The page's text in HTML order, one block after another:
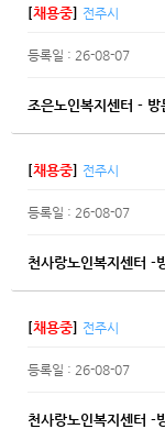
[채용중] 전주시
등록일 : 26-08-07
조은노인복지센터 -
[채용중] 전주시
등록일 : 26-08-07
천사랑노인복지센터 -
[채용중] 전주시
등록일 : 26-08-07
천사랑노인복지센터 -